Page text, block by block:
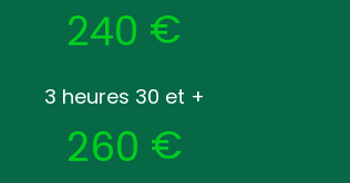
240 €
3 heures 30 et +
260 €